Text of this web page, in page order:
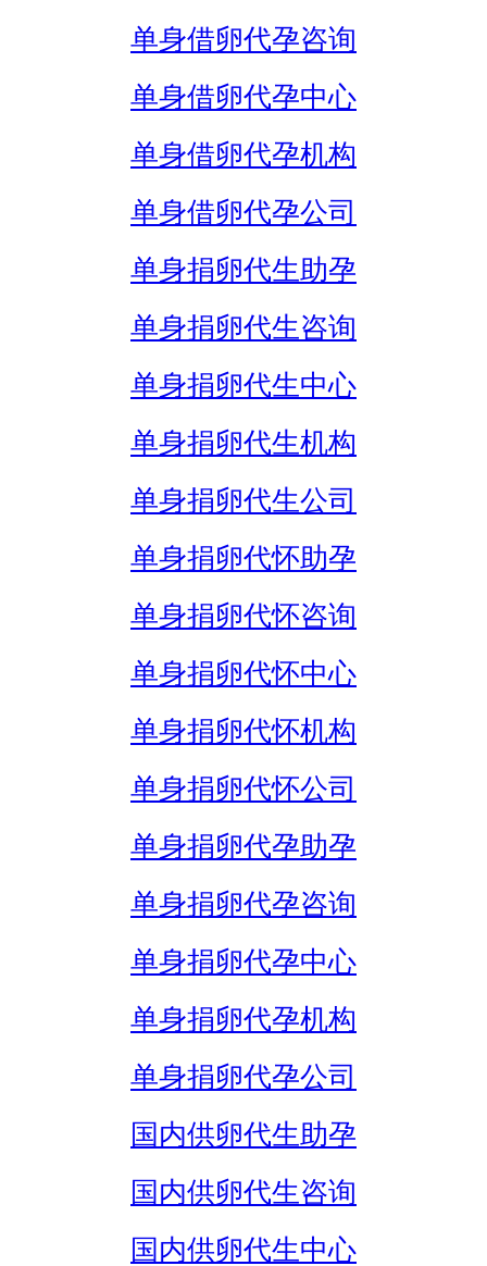
单身借卵代孕咨询
单身借卵代孕中心
单身借卵代孕机构
单身借卵代孕公司
单身捐卵代生助孕
单身捐卵代生咨询
单身捐卵代生中心
单身捐卵代生机构
单身捐卵代生公司
单身捐卵代怀助孕
单身捐卵代怀咨询
单身捐卵代怀中心
单身捐卵代怀机构
单身捐卵代怀公司
单身捐卵代孕助孕
单身捐卵代孕咨询
单身捐卵代孕中心
单身捐卵代孕机构
单身捐卵代孕公司
国内供卵代生助孕
国内供卵代生咨询
国内供卵代生中心